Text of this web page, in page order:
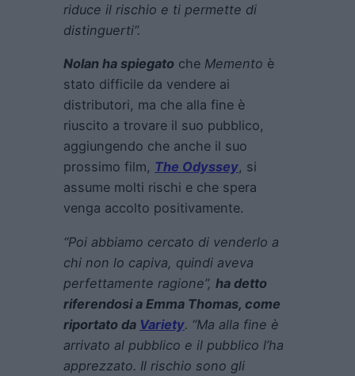
riduce il rischio e ti permette di
distinguerti”.
Nolan ha spiegato che Memento è
stato difficile da vendere ai
distributori, ma che alla fine è
riuscito a trovare il suo pubblico,
aggiungendo che anche il suo
prossimo film, The Odyssey, si
assume molti rischi e che spera
venga accolto positivamente.
“Poi abbiamo cercato di venderlo a
chi non lo capiva, quindi aveva
perfettamente ragione”, ha detto
riferendosi a Emma Thomas, come
riportato da Variety. “Ma alla fine è
arrivato al pubblico e il pubblico l’ha
apprezzato. Il rischio sono gli